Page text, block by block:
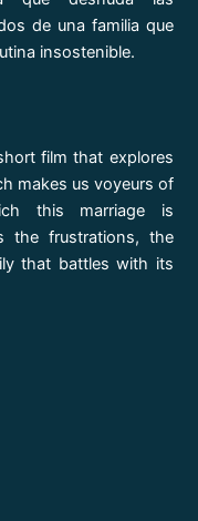
de una familia que
insostenible.
film that explores
makes us voyeurs of
this marriage is
the frustrations, the
that battles with its